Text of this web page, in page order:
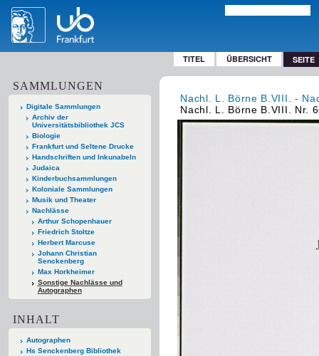
TITEL ÜBERSICHT SEITE
SAMMLUNGEN
Digitale Sammlungen
Archiv der
Universitätsbibliothek JCS
Biologie
Frankfurt und Seltene Drucke
Handschriften und Inkunabeln
Judaica
Kinderbuchsammlungen
Koloniale Sammlungen
Musik und Theater
Nachlässe
Arthur Schopenhauer
Friedrich Stoltze
Herbert Marcuse
Johann Christian
Senckenberg
Max Horkheimer
Sonstige Nachlässe und
Autographen
INHALT
Autographen
Hs Senckenberg Bibliothek
Nachl. L. Börne B.VIII. -
Nachl. L. Börne B.VIII. Nr.